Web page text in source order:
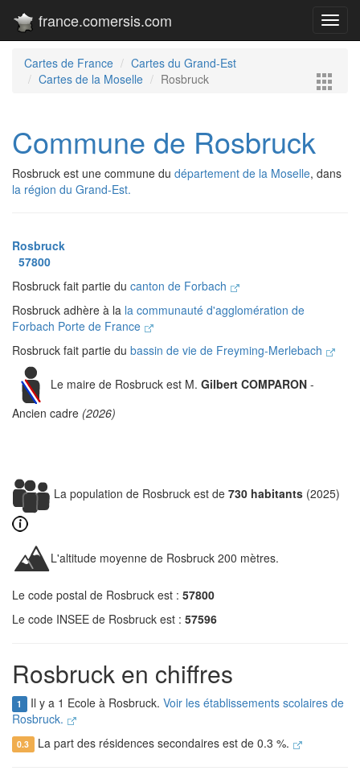
france.comersis.com
Cartes de France
Cartes du Grand-Est
Cartes de la Moselle
Rosbruck
Commune de Rosbruck
Rosbruck est une commune du département de la Moselle, dans
la région du Grand-Est.
Rosbruck
57800
Rosbruck fait partie du canton de Forbach
Rosbruck adhère à la la communauté d'agglomération de
Forbach Porte de France
Rosbruck fait partie du bassin de vie de Freyming-Merlebach
Le maire de Rosbruck est M. Gilbert COMPARON -
Ancien cadre (2026)
La population de Rosbruck est de 730 habitants (2025)
L'altitude moyenne de Rosbruck 200 mètres.
Le code postal de Rosbruck est : 57800
Le code INSEE de Rosbruck est : 57596
Rosbruck en chiffres
1 Il y a 1 Ecole à Rosbruck. Voir les établissements scolaires de
Rosbruck.
0.3 La part des résidences secondaires est de 0.3 %.